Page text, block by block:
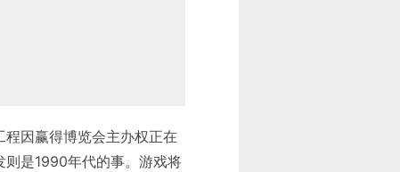
因赢得博览会主办权正在
是1990年代的事。游戏将